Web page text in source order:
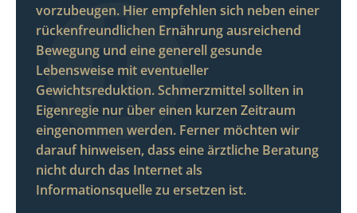
vorzubeugen. Hier empfehlen sich neben einer
rückenfreundlichen Ernährung ausreichend
Bewegung und eine generell gesunde
Lebensweise mit eventueller
Gewichtsreduktion. Schmerzmittel sollten in
Eigenregie nur über einen kurzen Zeitraum
eingenommen werden. Ferner möchten wir
darauf hinweisen, dass eine ärztliche Beratung
nicht durch das Internet als
Informationsquelle zu ersetzen ist.